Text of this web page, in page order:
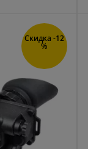
Скидка -12
%